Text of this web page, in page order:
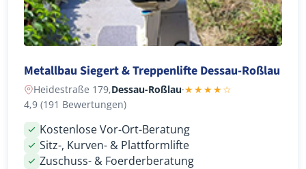
Metallbau Siegert & Treppenlifte Dessau-Roßlau
Heidestraße 179,Dessau-Roßlau·★★★★☆
4,9 (191 Bewertungen)
Kostenlose Vor-Ort-Beratung
Sitz-, Kurven- & Plattformlifte
Zuschuss- & Foerderberatung